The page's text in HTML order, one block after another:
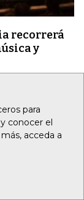
para
conocer el
acceda a
recorrerá
y